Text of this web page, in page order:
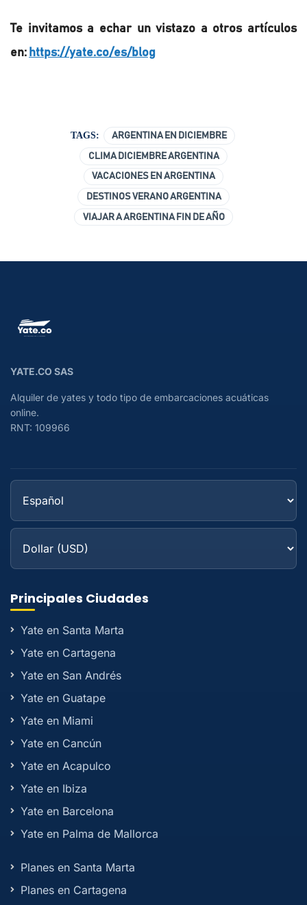
Te invitamos a echar un vistazo a otros artículos
en: https://yate.co/es/blog
TAGS: ARGENTINA EN DICIEMBRE
CLIMA DICIEMBRE ARGENTINA
VACACIONES EN ARGENTINA
DESTINOS VERANO ARGENTINA
VIAJAR A ARGENTINA FIN DE AÑO
YATE.CO SAS
Alquiler de yates y todo tipo de embarcaciones acuáticas
online.
RNT: 109966
Principales Ciudades
Yate en Santa Marta
Yate en Cartagena
Yate en San Andrés
Yate en Guatape
Yate en Miami
Yate en Cancún
Yate en Acapulco
Yate en Ibiza
Yate en Barcelona
Yate en Palma de Mallorca
Planes en Santa Marta
Planes en Cartagena